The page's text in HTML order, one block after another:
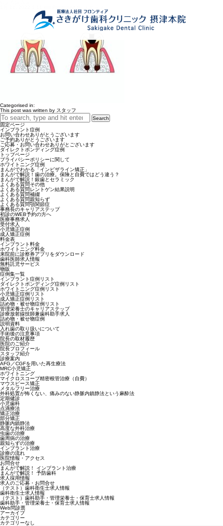
Categorised in:
This post was written by スタッフ
Search
固定ページ
インプラント症例
お問い合わせありがとうございます
ご予約ありがとうございます
ご応募・お問い合わせありがとございます
ダイレクトボンディング症例
トップページ
プライバシーポリシーに関して
ホワイトニング症例
まんがでわかる「インビザライン矯正」
まんがで解説！歯の治療。保険と自費ではどう違う？
まんがで解説！銀歯とセラミック
よくある質問その他
よくある質問レントゲン結果説明
よくある質問補綴
よくある質問親知らず
よくある質問顎関節症
事務長のキャリアステップ
初診のWEB予約の方へ
医療事務求人
受付求人
小児矯正症例
成人矯正症例
料金表
インプラント料金
ホワイトニング料金
来院前に診察券アプリをダウンロード
歯科医師求人情報
無料託児サービス
物販
症例集一覧
インプラント症例リスト
ダイレクトボンディング症例リスト
ホワイトニング症例リスト
小児矯正症例リスト
成人矯正症例リスト
詰め物・被せ物症例リスト
管理栄養士のキャリアステップ
診療放射線技師兼歯科助手求人
詰め物・被せ物症例
説明資料
入れ歯の取り扱いについて
手術後の注意事項
院長の取材履歴
医院のご紹介
院長プロフィール
スタッフ紹介
診療案内
AFG／CGFを用いた再生療法
MRC小児矯正
ホワイトニング
マイクロスコープ精密根管治療（自費）
マウスピース矯正
メタルフリー治療
外科処置が怖くない、痛みのない静脈内鎮静法という麻酔法
定期健診
小児歯科
点滴療法
矯正治療
部分矯正
静脈内鎮静法
高度な外科治療
虫歯の治療
歯周病の治療
親知らずの治療
インプラント治療
診療の流れ
医院情報・アクセス
お問合せ
まんがで解説！ インプラント治療
まんがで解説！ 予防歯科
求人採用情報
求人のご応募・お問合せ
（テスト）歯科衛生士求人情報
歯科衛生士求人情報
（テスト）歯科助手・管理栄養士・保育士求人情報
歯科助手・管理栄養士・保育士求人情報
Web問診票
アーカイブ
カテゴリー
カテゴリーなし